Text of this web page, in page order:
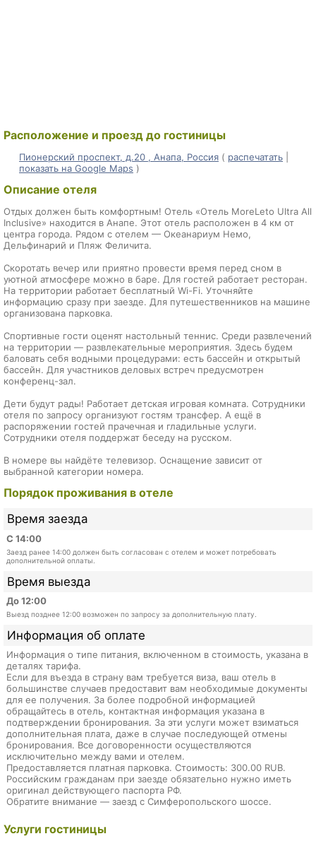
Расположение и проезд до гостиницы
Пионерский проспект, д.20 , Анапа, Россия ( распечатать
показать на Google Maps )
Описание отеля
Отдых должен быть комфортным! Отель «Отель MoreLeto Ultra All
Inclusive» находится в Анапе. Этот отель расположен в 4 км от
центра города. Рядом с отелем — Океанариум Немо,
Дельфинарий и Пляж Феличита.
Скоротать вечер или приятно провести время перед сном в
уютной атмосфере можно в баре. Для гостей работает ресторан.
На территории работает бесплатный Wi-Fi. Уточняйте
информацию сразу при заезде. Для путешественников на машине
организована парковка.
Спортивные гости оценят настольный теннис. Среди развлечений
на территории — развлекательные мероприятия. Здесь будем
баловать себя водными процедурами: есть бассейн и открытый
бассейн. Для участников деловых встреч предусмотрен
конференц-зал.
Дети будут рады! Работает детская игровая комната. Сотрудники
отеля по запросу организуют гостям трансфер. А ещё в
распоряжении гостей прачечная и гладильные услуги.
Сотрудники отеля поддержат беседу на русском.
В номере вы найдёте телевизор. Оснащение зависит от
выбранной категории номера.
Порядок проживания в отеле
Время заезда
С 14:00
Заезд ранее 14:00 должен быть согласован с отелем и может потребовать
дополнительной оплаты.
Время выезда
До 12:00
Выезд позднее 12:00 возможен по запросу за дополнительную плату.
Информация об оплате
Информация о типе питания, включенном в стоимость, указана в
деталях тарифа.
Если для въезда в страну вам требуется виза, ваш отель в
большинстве случаев предоставит вам необходимые документы
для ее получения. За более подробной информацией
обращайтесь в отель, контактная информация указана в
подтверждении бронирования. За эти услуги может взиматься
дополнительная плата, даже в случае последующей отмены
бронирования. Все договоренности осуществляются
исключительно между вами и отелем.
Предоставляется платная парковка. Стоимость: 300.00 RUB.
Российским гражданам при заезде обязательно нужно иметь
оригинал действующего паспорта РФ.
Обратите внимание — заезд с Симферопольского шоссе.
Услуги гостиницы